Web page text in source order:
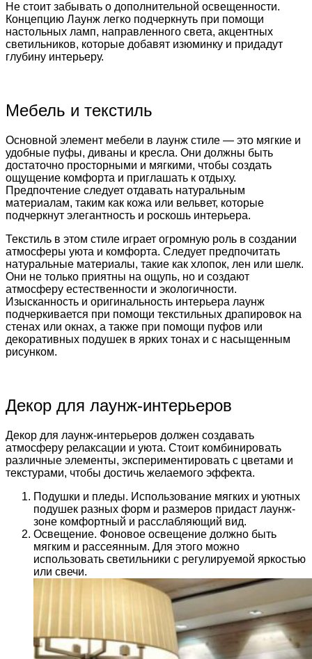
Не стоит забывать о дополнительной освещенности.
Концепцию Лаунж легко подчеркнуть при помощи
настольных ламп, направленного света, акцентных
светильников, которые добавят изюминку и придадут
глубину интерьеру.
Мебель и текстиль
Основной элемент мебели в лаунж стиле — это мягкие и
удобные пуфы, диваны и кресла. Они должны быть
достаточно просторными и мягкими, чтобы создать
ощущение комфорта и приглашать к отдыху.
Предпочтение следует отдавать натуральным
материалам, таким как кожа или вельвет, которые
подчеркнут элегантность и роскошь интерьера.
Текстиль в этом стиле играет огромную роль в создании
атмосферы уюта и комфорта. Следует предпочитать
натуральные материалы, такие как хлопок, лен или шелк.
Они не только приятны на ощупь, но и создают
атмосферу естественности и экологичности.
Изысканность и оригинальность интерьера лаунж
подчеркивается при помощи текстильных драпировок на
стенах или окнах, а также при помощи пуфов или
декоративных подушек в ярких тонах и с насыщенным
рисунком.
Декор для лаунж-интерьеров
Декор для лаунж-интерьеров должен создавать
атмосферу релаксации и уюта. Стоит комбинировать
различные элементы, экспериментировать с цветами и
текстурами, чтобы достичь желаемого эффекта.
Подушки и пледы. Использование мягких и уютных
подушек разных форм и размеров придаст лаунж-
зоне комфортный и расслабляющий вид.
Освещение. Фоновое освещение должно быть
мягким и рассеянным. Для этого можно
использовать светильники с регулируемой яркостью
или свечи.